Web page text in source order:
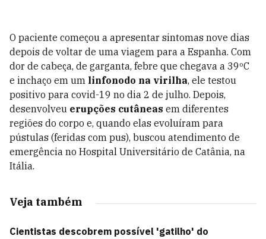
O paciente começou a apresentar sintomas nove dias
depois de voltar de uma viagem para a Espanha. Com
dor de cabeça, de garganta, febre que chegava a 39ºC
e inchaço em um linfonodo na virilha, ele testou
positivo para covid-19 no dia 2 de julho. Depois,
desenvolveu erupções cutâneas em diferentes
regiões do corpo e, quando elas evoluíram para
pústulas (feridas com pus), buscou atendimento de
emergência no Hospital Universitário de Catânia, na
Itália.
Veja também
Cientistas descobrem possível 'gatilho' do